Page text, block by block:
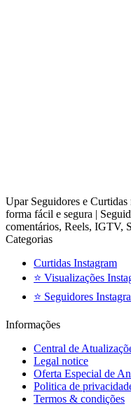
Upar Seguidores e
forma fácil e segura |
comentários, Reels, IGTV,
Categorias
Curtidas Instagram
⭐ Visualizações
⭐ Seguidores
Informações
Central de
Legal notice
Oferta Especial de
Politica de
Termos & condições